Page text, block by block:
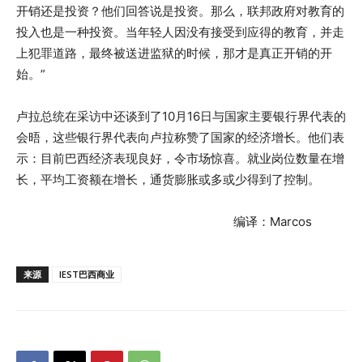
开销还是投资？他们回答说是投资。那么，联邦政府对教育的
投入也是一种投资。当年轻人因没有接受到应得的教育，并走
上犯罪道路，最终被送进监狱的时候，那才是真正开销的开
始。”
卢拉总统在采访中还谈到了10月16日与国家主要银行界代表的
会晤，这些银行界代表向卢拉称赞了国家的经济增长。他们表
示：目前巴西经济表现良好，令市场惊喜。就业岗位数量在增
长，平均工资额在增长，通货膨胀或多或少得到了控制。
编译：Marcos
来源 IEST巴西商业